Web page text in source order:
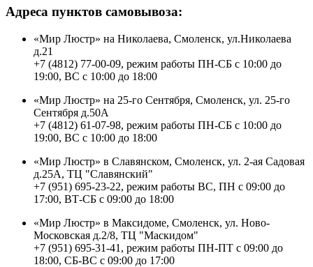
Адреса пунктов самовывоза:
«Мир Люстр» на Николаева, Смоленск, ул.Николаева
д.21
+7 (4812) 77-00-09, режим работы ПН-СБ с 10:00 до
19:00, ВС с 10:00 до 18:00
«Мир Люстр» на 25-го Сентября, Смоленск, ул. 25-го
Сентября д.50А
+7 (4812) 61-07-98, режим работы ПН-СБ с 10:00 до
19:00, ВС с 10:00 до 18:00
«Мир Люстр» в Славянском, Смоленск, ул. 2-ая Садовая
д.25А, ТЦ "Славянский"
+7 (951) 695-23-22, режим работы ВС, ПН с 09:00 до
17:00, ВТ-СБ с 09:00 до 18:00
«Мир Люстр» в Максидоме, Смоленск, ул. Ново-
Московская д.2/8, ТЦ "Маскидом"
+7 (951) 695-31-41, режим работы ПН-ПТ с 09:00 до
18:00, СБ-ВС с 09:00 до 17:00